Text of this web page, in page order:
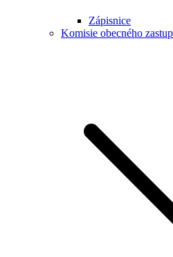
Zápisnice
Komisie obecného